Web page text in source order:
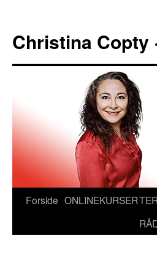
indhold
Christina Copty
Forside ONLINEKURSER